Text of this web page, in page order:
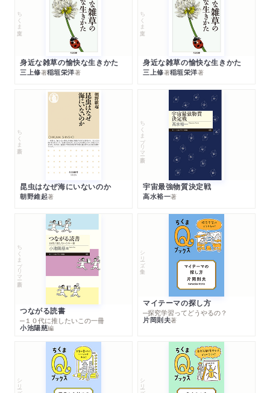
ちくま文庫
身近な雑草の愉快な生きかた
三上修著稲垣栄洋著
ちくま文庫
身近な雑草の愉快な生きかた
三上修著稲垣栄洋著
ちくま新書
昆虫はなぜ海にいないのか
朝野維起著
ちくまプリマー新書
宇宙最強物質決定戦
高水裕一著
ちくまプリマー新書
つながる読書
─１０代に推したいこの一冊
小池陽慈編
シリーズ・全集
マイテーマの探し方
─探究学習ってどうやるの？
片岡則夫著
シリーズ・全集 シリーズ・全集